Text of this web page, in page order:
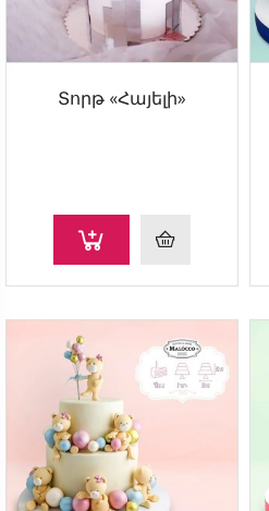
Տորթ «Հայելի»